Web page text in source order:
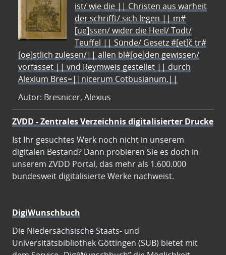
ist/ wie die || Christen aus warheit
der schrifft/ sich legen || m#
[ue]ssen/ wider die Heel/ Todt/
Teuffel || Sünde/ Gesetz #[et]c̃ tr#
[oe]stlich zulesen/|| allen bl#[oe]den gewissen/
vorfasset || vnd Reymweis gestellet || durch
Alexium Bres=||nicerum Cotbusianum.||
Autor: Bresnicer, Alexius
ZVDD - Zentrales Verzeichnis digitalisierter Drucke
Ist Ihr gesuchtes Werk noch nicht in unserem
digitalen Bestand? Dann probieren Sie es doch in
unserem ZVDD Portal, das mehr als 1.600.000
bundesweit digitalisierte Werke nachweist.
DigiWunschbuch
Die Niedersächsische Staats- und
Universitätsbibliothek Göttingen (SUB) bietet mit